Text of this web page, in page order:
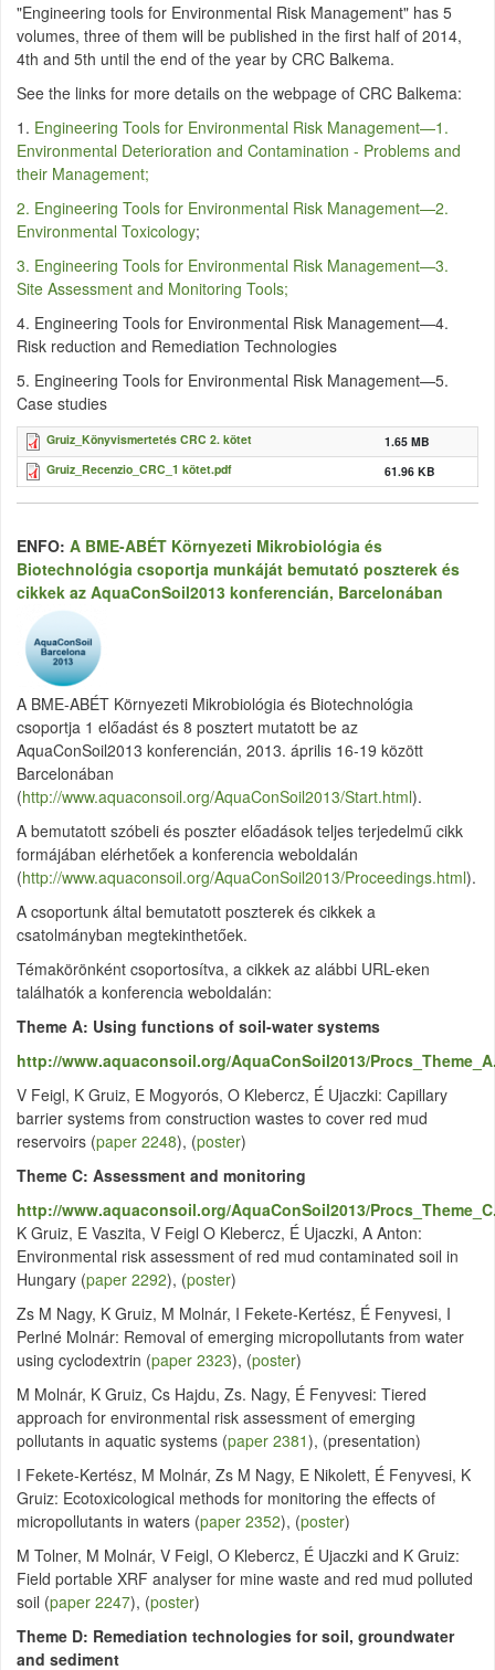
"Engineering tools for Environmental Risk Management" has 5
volumes, three of them will be published in the first half of 2014,
4th and 5th until the end of the year by CRC Balkema.
See the links for more details on the webpage of CRC Balkema:
1. Engineering Tools for Environmental Risk Management—1.
Environmental Deterioration and Contamination - Problems and
their Management;
2. Engineering Tools for Environmental Risk Management—2.
Environmental Toxicology;
3. Engineering Tools for Environmental Risk Management—3.
Site Assessment and Monitoring Tools;
4. Engineering Tools for Environmental Risk Management—4.
Risk reduction and Remediation Technologies
5. Engineering Tools for Environmental Risk Management—5.
Case studies
Gruiz_Könyvismertetés CRC 2. kötet
1.65 MB
Gruiz_Recenzio_CRC_1 kötet.pdf
61.96 KB
ENFO: A BME-ABÉT Környezeti Mikrobiológia és
Biotechnológia csoportja munkáját bemutató poszterek és
cikkek az AquaConSoil2013 konferencián, Barcelonában
A BME-ABÉT Környezeti Mikrobiológia és Biotechnológia
csoportja 1 előadást és 8 posztert mutatott be az
AquaConSoil2013 konferencián, 2013. április 16-19 között
Barcelonában
(http://www.aquaconsoil.org/AquaConSoil2013/Start.html).
A bemutatott szóbeli és poszter előadások teljes terjedelmű cikk
formájában elérhetőek a konferencia weboldalán
(http://www.aquaconsoil.org/AquaConSoil2013/Proceedings.html).
A csoportunk által bemutatott poszterek és cikkek a
csatolmányban megtekinthetőek.
Témakörönként csoportosítva, a cikkek az alábbi URL-eken
találhatók a konferencia weboldalán:
Theme A: Using functions of soil-water systems
http://www.aquaconsoil.org/AquaConSoil2013/
V Feigl, K Gruiz, E Mogyorós, O Klebercz, É Ujaczki: Capillary
barrier systems from construction wastes to cover red mud
reservoirs (paper 2248), (poster)
Theme C: Assessment and monitoring
http://www.aquaconsoil.org/AquaConSoil2013/
K Gruiz, E Vaszita, V Feigl O Klebercz, É Ujaczki, A Anton:
Environmental risk assessment of red mud contaminated soil in
Hungary (paper 2292), (poster)
Zs M Nagy, K Gruiz, M Molnár, I Fekete-Kertész, É Fenyvesi, I
Perlné Molnár: Removal of emerging micropollutants from water
using cyclodextrin (paper 2323), (poster)
M Molnár, K Gruiz, Cs Hajdu, Zs. Nagy, É Fenyvesi: Tiered
approach for environmental risk assessment of emerging
pollutants in aquatic systems (paper 2381), (presentation)
I Fekete-Kertész, M Molnár, Zs M Nagy, E Nikolett, É Fenyvesi, K
Gruiz: Ecotoxicological methods for monitoring the effects of
micropollutants in waters (paper 2352), (poster)
M Tolner, M Molnár, V Feigl, O Klebercz, É Ujaczki and K Gruiz:
Field portable XRF analyser for mine waste and red mud polluted
soil (paper 2247), (poster)
Theme D: Remediation technologies for soil, groundwater
and sediment